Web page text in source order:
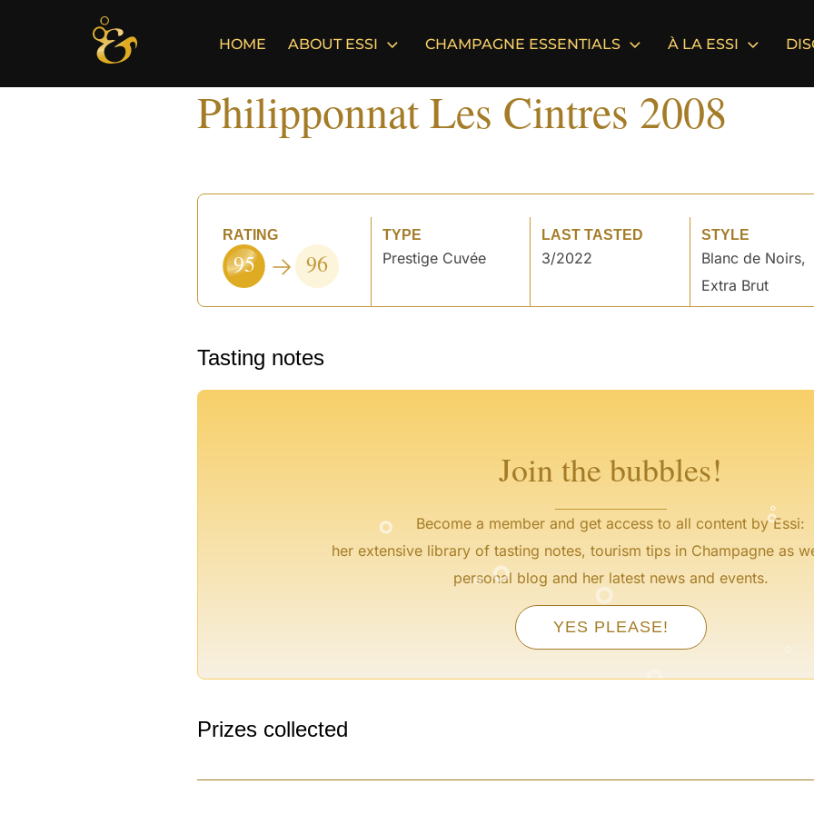
HOME ABOUT ESSI CHAMPAGNE ESSENTIALS À LA ESSI
Philipponnat Les Cintres 2008
RATING
95 96
TYPE
Prestige Cuvée
LAST TASTED
3/2022
STYLE
Blanc de Noirs,
Extra Brut
Tasting notes
Join the bubbles!
Become a member and get access to all content by Essi:
her extensive library of tasting notes, tourism tips in Champagne as
personal blog and her latest news and events.
YES PLEASE!
°
° °
°
°
°
Prizes collected